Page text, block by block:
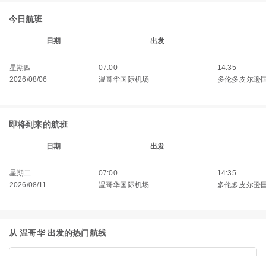
今日航班
日期 出发
星期四
2026/08/06
07:00
温哥华国际机场
14:35
多伦多皮尔逊
即将到来的航班
日期 出发
星期二
2026/08/11
07:00
温哥华国际机场
14:35
多伦多皮尔逊
从 温哥华 出发的热门航线